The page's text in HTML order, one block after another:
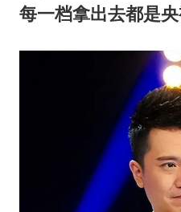
每一档拿出去都是央